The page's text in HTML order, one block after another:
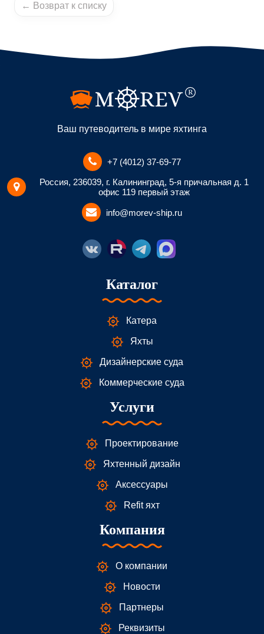
← Возврат к списку
Ваш путеводитель в мире яхтинга
+7 (4012) 37-69-77
Россия, 236039, г. Калининград, 5-я причальная д. 1
офис 119 первый этаж
info@morev-ship.ru
Каталог
Катера
Яхты
Дизайнерские суда
Коммерческие суда
Услуги
Проектирование
Яхтенный дизайн
Аксессуары
Refit яхт
Компания
О компании
Новости
Партнеры
Реквизиты